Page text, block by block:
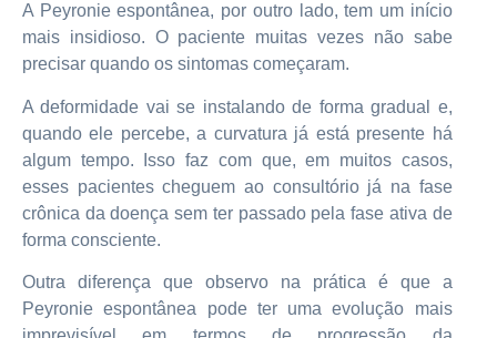
A Peyronie espontânea, por outro lado, tem um início
mais insidioso. O paciente muitas vezes não sabe
precisar quando os sintomas começaram.
A deformidade vai se instalando de forma gradual e,
quando ele percebe, a curvatura já está presente há
algum tempo. Isso faz com que, em muitos casos,
esses pacientes cheguem ao consultório já na fase
crônica da doença sem ter passado pela fase ativa de
forma consciente.
Outra diferença que observo na prática é que a
Peyronie espontânea pode ter uma evolução mais